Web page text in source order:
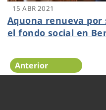
15 ABR 2021
Aquona renueva
el fondo social en
Anterior